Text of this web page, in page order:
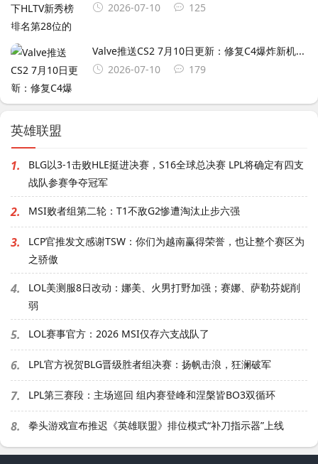
2026-07-10
125
Valve推送CS2 7月10日更新：修复C4爆炸新机...
2026-07-10
179
英雄联盟
1.
BLG以3-1击败HLE挺进决赛，S16全球总决赛 LPL将确定有四支
战队参赛争夺冠军
2. MSI败者组第二轮：T1不敌G2惨遭淘汰止步六强
3.
LCP官推发文感谢TSW：你们为越南赢得荣誉，也让整个赛区为
之骄傲
4.
LOL美测服8日改动：娜美、火男打野加强；赛娜、萨勒芬妮削
弱
5. LOL赛事官方：2026 MSI仅存六支战队了
6. LPL官方祝贺BLG晋级胜者组决赛：扬帆击浪，狂澜破军
7. LPL第三赛段：主场巡回 组内赛登峰和涅槃皆BO3双循环
8. 拳头游戏宣布推迟《英雄联盟》排位模式“补刀指示器”上线